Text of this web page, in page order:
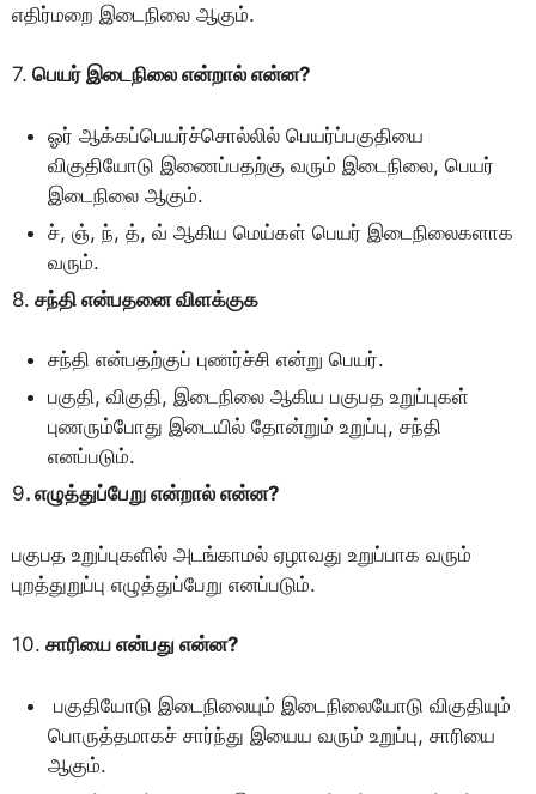
எதிர்மறை இடைநிலை ஆகும்.
7. பெயர் இடைநிலை என்றால் என்ன?
ஓர் ஆக்கப்பெயர்ச்சொல்லில் பெயர்ப்பகுதியை
விகுதியோடு இணைப்பதற்கு வரும் இடைநிலை, பெயர்
இடைநிலை ஆகும்.
ச், ஞ், ந், த், வ் ஆகிய மெய்கள் பெயர் இடைநிலைகளாக
வரும்.
8. சந்தி என்பதனை விளக்குக
சந்தி என்பதற்குப் புணர்ச்சி என்று பெயர்.
பகுதி, விகுதி, இடைநிலை ஆகிய பகுபத உறுப்புகள்
புணரும்போது இடையில் தோன்றும் உறுப்பு, சந்தி
எனப்படும்.
9. எழுத்துப்பேறு என்றால் என்ன?
பகுபத உறுப்புகளில் அடங்காமல் ஏழாவது உறுப்பாக வரும்
புறத்துறுப்பு எழுத்துப்பேறு எனப்படும்.
10. சாரியை என்பது என்ன?
பகுதியோடு இடைநிலையும் இடைநிலையோடு விகுதியும்
பொருத்தமாகச் சார்ந்து இயைய வரும் உறுப்பு, சாரியை
ஆகும்.